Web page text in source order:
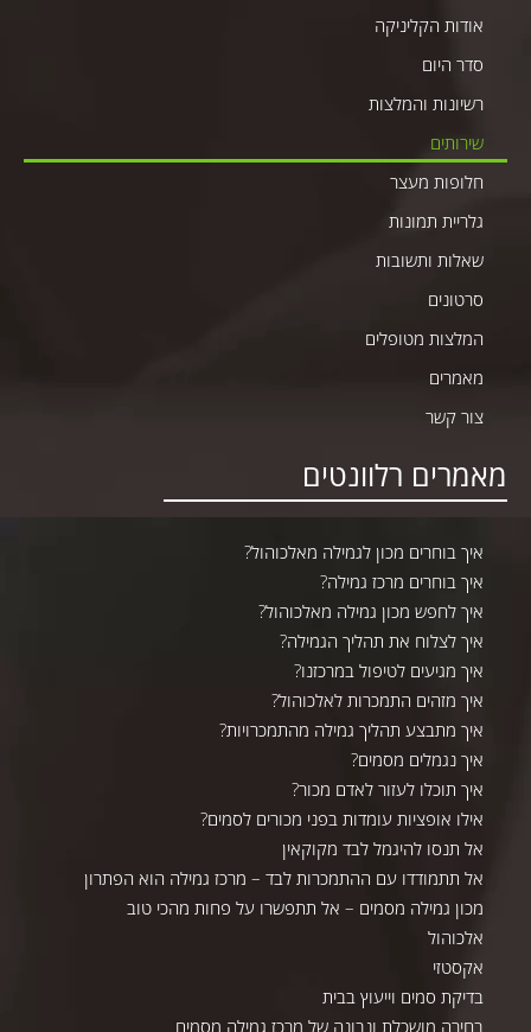
אודות הקליניקה
סדר היום
רשיונות והמלצות
שירותים
חלופות מעצר
גלריית תמונות
שאלות ותשובות
סרטונים
המלצות מטופלים
מאמרים
צור קשר
מאמרים רלוונטים
איך בוחרים מכון לגמילה מאלכוהול?
איך בוחרים מרכז גמילה?
איך לחפש מכון גמילה מאלכוהול?
איך לצלוח את תהליך הגמילה?
איך מגיעים לטיפול במרכזנו?
איך מזהים התמכרות לאלכוהול?
איך מתבצע תהליך גמילה מהתמכרויות?
איך נגמלים מסמים?
איך תוכלו לעזור לאדם מכור?
אילו אופציות עומדות בפני מכורים לסמים?
אל תנסו להיגמל לבד מקוקאין
אל תתמודדו עם ההתמכרות לבד – מרכז גמילה הוא הפתרון
מכון גמילה מסמים – אל תתפשרו על פחות מהכי טוב
אלכוהול
אקסטזי
בדיקת סמים וייעוץ בבית
בחירה מושכלת ונבונה של מרכז גמילה מסמים